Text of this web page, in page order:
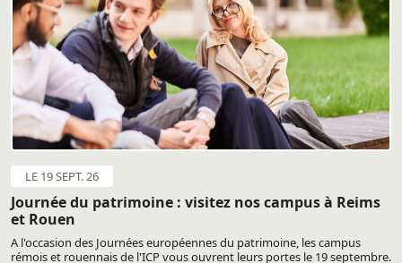
LE 19 SEPT. 26
Journée du patrimoine : visitez nos campus à Reims
et Rouen
A l'occasion des Journées européennes du patrimoine, les campus
rémois et rouennais de l'ICP vous ouvrent leurs portes le 19 septembre.